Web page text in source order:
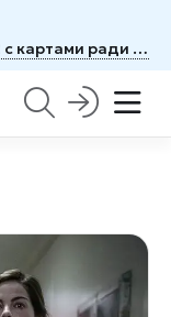
Стоит ли брать Euro Truck Simulator 2 с картами ради новых маршрутов